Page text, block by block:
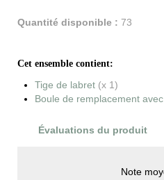
Quantité disponible : 73
Cet ensemble contient:
Tige de labret (x 1)
Boule de remplacement
Évaluations du produit
Note